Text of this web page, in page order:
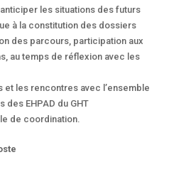
les situations des futurs
à la constitution des dossiers
des parcours, participation aux
au temps de réflexion avec les
et les rencontres avec l’ensemble
des EHPAD du GHT
de coordination.